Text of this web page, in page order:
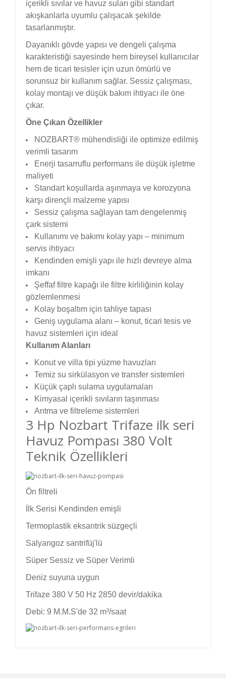
içerikli sıvılar ve havuz suları gibi standart
akışkanlarla uyumlu çalışacak şekilde
tasarlanmıştır.
Dayanıklı gövde yapısı ve dengeli çalışma
karakteristiği sayesinde hem bireysel kullanıcılar
hem de ticari tesisler için uzun ömürlü ve
sorunsuz bir kullanım sağlar. Sessiz çalışması,
kolay montajı ve düşük bakım ihtiyacı ile öne
çıkar.
Öne Çıkan Özellikler
NOZBART® mühendisliği ile optimize edilmiş
verimli tasarım
Enerji tasarruflu performans ile düşük işletme
maliyeti
Standart koşullarda aşınmaya ve korozyona
karşı dirençli malzeme yapısı
Sessiz çalışma sağlayan tam dengelenmiş
çark sistemi
Kullanımı ve bakımı kolay yapı – minimum
servis ihtiyacı
Kendinden emişli yapı ile hızlı devreye alma
imkanı
Şeffaf filtre kapağı ile filtre kirliliğinin kolay
gözlemlenmesi
Kolay boşaltım için tahliye tapası
Geniş uygulama alanı – konut, ticari tesis ve
havuz sistemleri için ideal
Kullanım Alanları
Konut ve villa tipi yüzme havuzları
Temiz su sirkülasyon ve transfer sistemleri
Küçük çaplı sulama uygulamaları
Kimyasal içerikli sıvıların taşınması
Arıtma ve filtreleme sistemleri
3 Hp Nozbart Trifaze ilk seri
Havuz Pompası 380 Volt
Teknik Özellikleri
Ön filtreli
İlk Serisi Kendinden emişli
Termoplastik eksantrik süzgeçli
Salyangoz santrifüj'lü
Süper Sessiz ve Süper Verimli
Deniz suyuna uygun
Trifaze 380 V 50 Hz 2850 devir/dakika
Debi: 9 M.M.S'de 32 m³/saat